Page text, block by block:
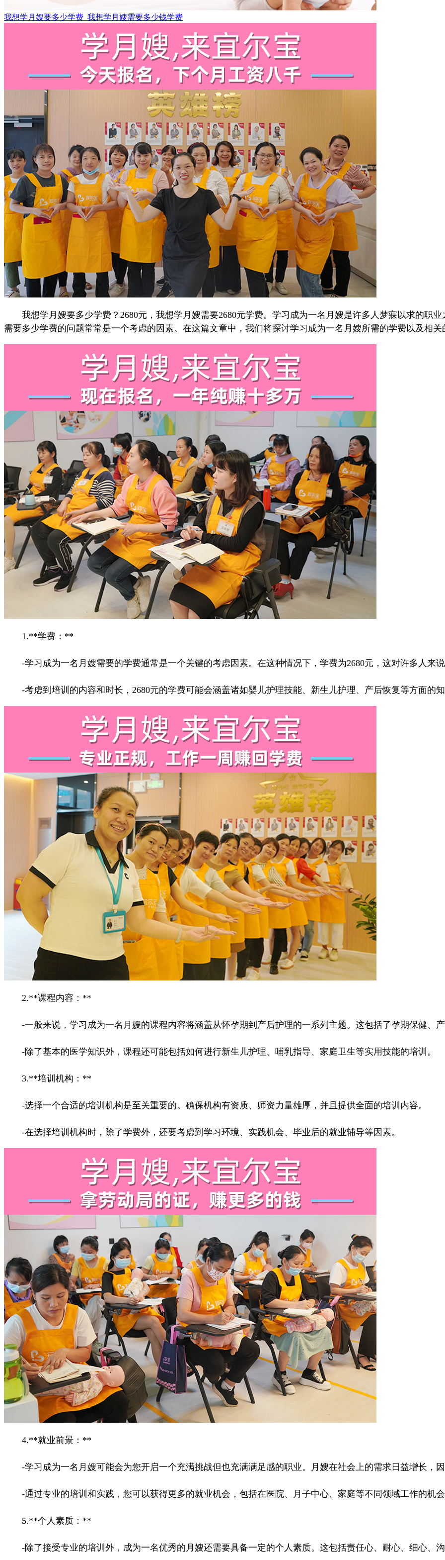
我想学月嫂要多少学费_我想学月嫂需要多少钱学费
我想学月嫂要多少学费？2680元，我想学月嫂需要2680元学费。学习成为一名月嫂是许多人梦寐以求的职
需要多少学费的问题常常是一个考虑的因素。在这篇文章中，我们将探讨学习成为一名月嫂所需的学费以及相关
1.**学费：**
-学习成为一名月嫂需要的学费通常是一个关键的考虑因素。在这种情况下，学费为2680元，这对许多人来
-考虑到培训的内容和时长，2680元的学费可能会涵盖诸如婴儿护理技能、新生儿护理、产后恢复等方面的
2.**课程内容：**
-一般来说，学习成为一名月嫂的课程内容将涵盖从怀孕期到产后护理的一系列主题。这包括了孕期保健、
-除了基本的医学知识外，课程还可能包括如何进行新生儿护理、哺乳指导、家庭卫生等实用技能的培训。
3.**培训机构：**
-选择一个合适的培训机构是至关重要的。确保机构有资质、师资力量雄厚，并且提供全面的培训内容。
-在选择培训机构时，除了学费外，还要考虑到学习环境、实践机会、毕业后的就业辅导等因素。
4.**就业前景：**
-学习成为一名月嫂可能会为您开启一个充满挑战但也充满满足感的职业。月嫂在社会上的需求日益增长，
-通过专业的培训和实践，您可以获得更多的就业机会，包括在医院、月子中心、家庭等不同领域工作的机
5.**个人素质：**
-除了接受专业的培训外，成为一名优秀的月嫂还需要具备一定的个人素质。这包括责任心、耐心、细心、